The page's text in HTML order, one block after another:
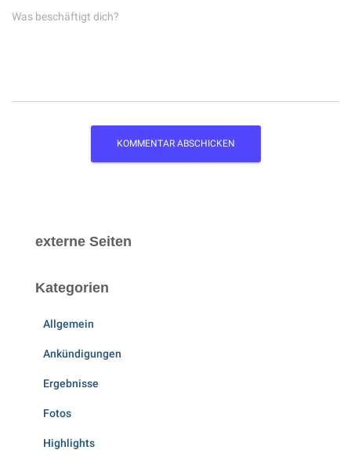
Was beschäftigt dich?
externe Seiten
Kategorien
Allgemein
Ankündigungen
Ergebnisse
Fotos
Highlights